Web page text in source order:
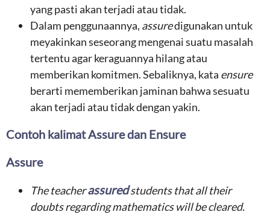
yang pasti akan terjadi atau tidak.
Dalam penggunaannya, assuredigunakan untuk
meyakinkan seseorang mengenai suatu masalah
tertentu agar keraguannya hilang atau
memberikan komitmen. Sebaliknya, kata ensure
berarti mememberikan jaminan bahwa sesuatu
akan terjadi atau tidak dengan yakin.
Contoh kalimat Assure dan Ensure
Assure
The teacherassuredstudents that all their
doubts regarding mathematics will be cleared.